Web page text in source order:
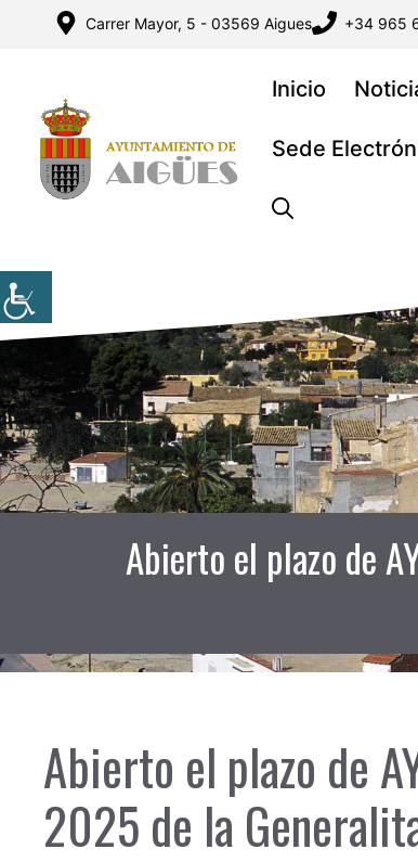
Carrer Mayor, 5 - 03569 Aigues +34 965
Inicio
Sede
Abierto el plazo de
Abierto el plazo de
2025 de la